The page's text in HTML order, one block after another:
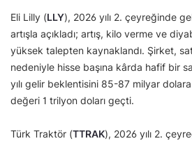
Eli Lilly (LLY), 2026 yılı 2. çeyreğinde
artışla açıkladı; artış, kilo verme ve
yüksek talepten kaynaklandı. Şirket,
nedeniyle hisse başına kârda hafif bir
yılı gelir beklentisini 85-87 milyar
değeri 1 trilyon doları geçti.
Türk Traktör (TTRAK), 2026 yılı 2.